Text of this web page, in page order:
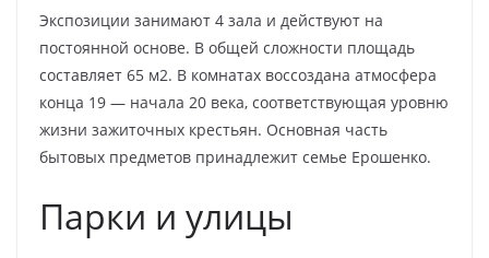
Экспозиции занимают 4 зала и действуют на
постоянной основе. В общей сложности площадь
составляет 65 м2. В комнатах воссоздана атмосфера
конца 19 — начала 20 века, соответствующая уровню
жизни зажиточных крестьян. Основная часть
бытовых предметов принадлежит семье Ерошенко.
Парки и улицы